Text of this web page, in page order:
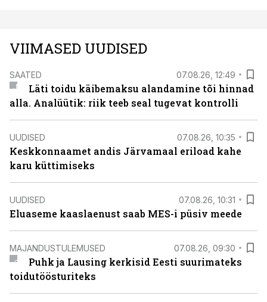
VIIMASED UUDISED
SAATED 07.08.26, 12:49
Läti toidu käibemaksu alandamine tõi hinnad
alla. Analüütik: riik teeb seal tugevat kontrolli
UUDISED 07.08.26, 10:35
Keskkonnaamet andis Järvamaal eriload kahe
karu küttimiseks
UUDISED 07.08.26, 10:31
Eluaseme kaaslaenust saab MES-i püsiv meede
MAJANDUSTULEMUSED 07.08.26, 09:30
Puhk ja Lausing kerkisid Eesti suurimateks
toidutöösturiteks